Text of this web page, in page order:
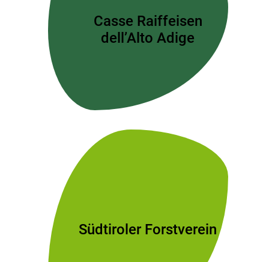
Casse Raiffeisen
dell’Alto Adige
Südtiroler Forstverein